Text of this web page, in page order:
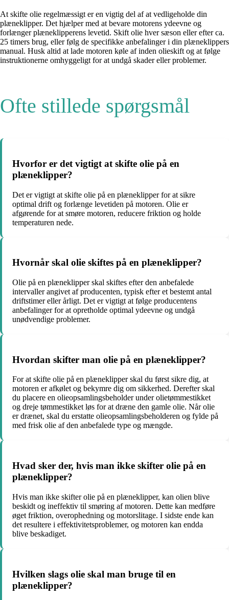
At skifte olie regelmæssigt er en vigtig del af at vedligeholde din
plæneklipper. Det hjælper med at bevare motorens ydeevne og
forlænger plæneklipperens levetid. Skift olie hver sæson eller efter ca.
25 timers brug, eller følg de specifikke anbefalinger i din plæneklippers
manual. Husk altid at lade motoren køle af inden olieskift og at følge
instruktionerne omhyggeligt for at undgå skader eller problemer.
Ofte stillede spørgsmål
Hvorfor er det vigtigt at skifte olie på en
plæneklipper?
Det er vigtigt at skifte olie på en plæneklipper for at sikre
optimal drift og forlænge levetiden på motoren. Olie er
afgørende for at smøre motoren, reducere friktion og holde
temperaturen nede.
Hvornår skal olie skiftes på en plæneklipper?
Olie på en plæneklipper skal skiftes efter den anbefalede
intervaller angivet af producenten, typisk efter et bestemt antal
driftstimer eller årligt. Det er vigtigt at følge producentens
anbefalinger for at opretholde optimal ydeevne og undgå
unødvendige problemer.
Hvordan skifter man olie på en plæneklipper?
For at skifte olie på en plæneklipper skal du først sikre dig, at
motoren er afkølet og bekymre dig om sikkerhed. Derefter skal
du placere en olieopsamlingsbeholder under olietømmestikket
og dreje tømmestikket løs for at dræne den gamle olie. Når olie
er drænet, skal du erstatte olieopsamlingsbeholderen og fylde på
med frisk olie af den anbefalede type og mængde.
Hvad sker der, hvis man ikke skifter olie på en
plæneklipper?
Hvis man ikke skifter olie på en plæneklipper, kan olien blive
beskidt og ineffektiv til smøring af motoren. Dette kan medføre
øget friktion, overophedning og motorslitage. I sidste ende kan
det resultere i effektivitetsproblemer, og motoren kan endda
blive beskadiget.
Hvilken slags olie skal man bruge til en
plæneklipper?